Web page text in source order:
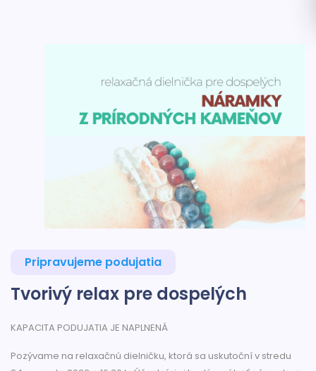
Pripravujeme podujatia
Tvorivý relax pre dospelých
KAPACITA PODUJATIA JE NAPLNENÁ
Pozývame na relaxačnú dielničku, ktorá sa uskutoční v stredu